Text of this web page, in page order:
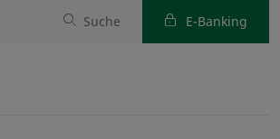
Suche E-Banking